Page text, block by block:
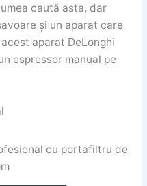
caută asta, dar
și un aparat care
aparat DeLonghi
espressor manual pe